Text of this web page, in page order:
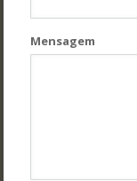
Mensagem